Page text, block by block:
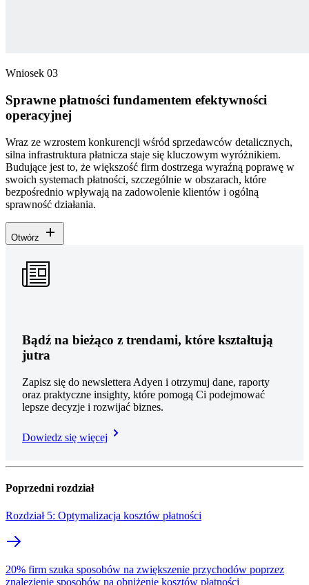
Wniosek 03
Sprawne płatności fundamentem efektywności
operacyjnej
Wraz ze wzrostem konkurencji wśród sprzedawców detalicznych,
silna infrastruktura płatnicza staje się kluczowym wyróżnikiem.
Budujące jest to, że większość firm dostrzega wyraźną poprawę w
swoich systemach płatności, szczególnie w obszarach, które
bezpośrednio wpływają na zadowolenie klientów i ogólną
sprawność działania.
Otwórz
Bądź na bieżąco z trendami, które kształtują
jutra
Zapisz się do newslettera Adyen i otrzymuj dane, raporty
oraz praktyczne insighty, które pomogą Ci podejmować
lepsze decyzje i rozwijać biznes.
Dowiedz się więcej​
Poprzedni rozdział
Rozdział 5: Optymalizacja kosztów płatności
20% firm szuka sposobów na zwiększenie przychodów poprzez
znalezienie sposobów na obniżenie kosztów płatności